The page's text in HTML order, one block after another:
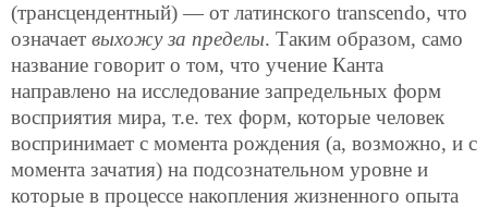
(трансцендентный) — от латинского transcendo, что
означает выхожу за пределы. Таким образом, само
название говорит о том, что учение Канта
направлено на исследование запредельных форм
восприятия мира, т.е. тех форм, которые человек
воспринимает с момента рождения (а, возможно, и с
момента зачатия) на подсознательном уровне и
которые в процессе накопления жизненного опыта